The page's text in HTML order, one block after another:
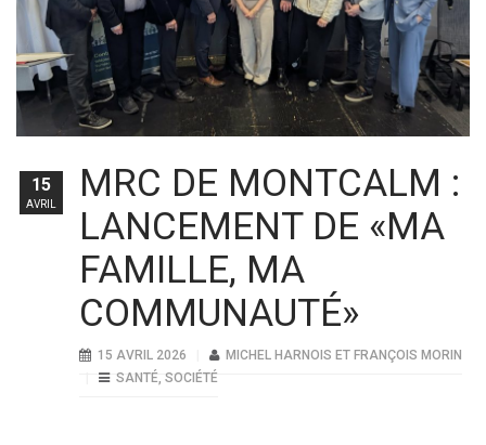
MRC DE MONTCALM :
LANCEMENT DE «MA
FAMILLE, MA
COMMUNAUTÉ»
15 AVRIL 2026
MICHEL HARNOIS ET FRANÇOIS MORIN
SANTÉ, SOCIÉTÉ
15
AVRIL